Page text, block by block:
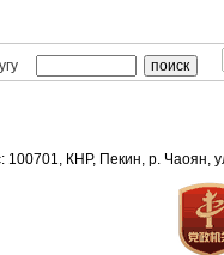
100701, КНР, Пекин, р. Чаоян,